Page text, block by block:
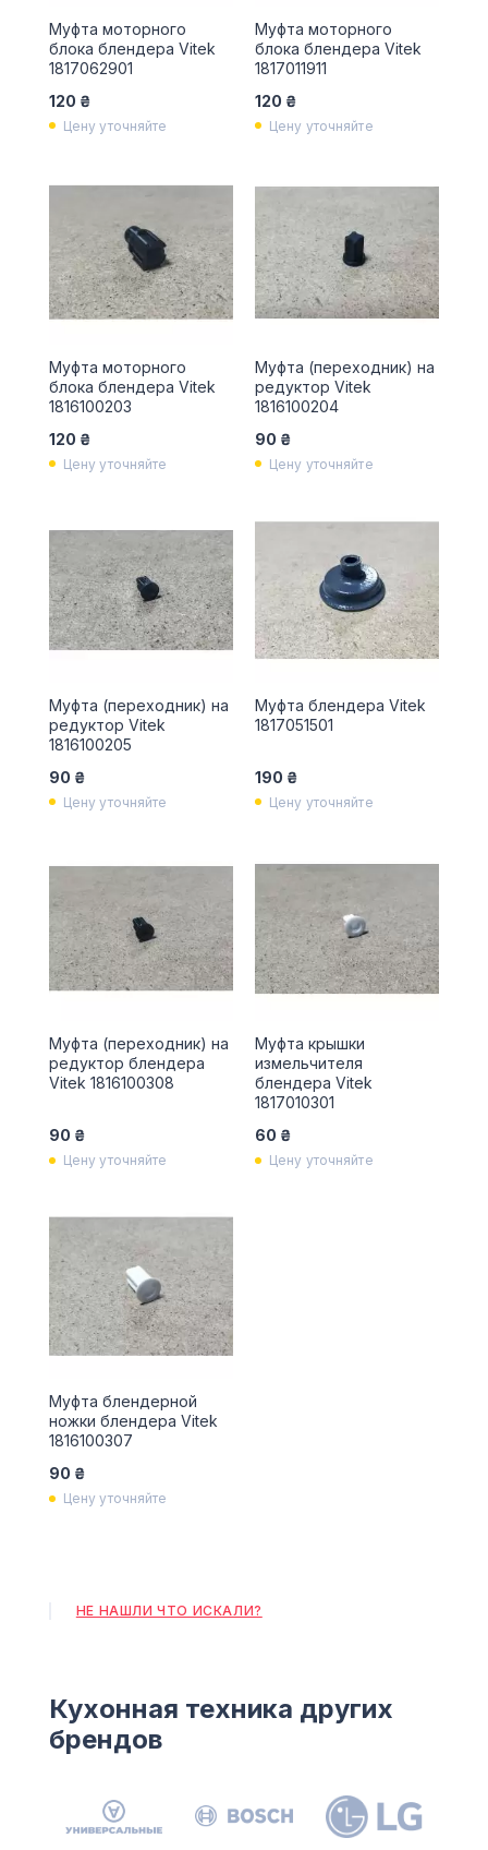
Муфта моторного
блока блендера Vitek
1817062901
120 ₴
Цену уточняйте
Муфта моторного
блока блендера Vitek
1817011911
120 ₴
Цену уточняйте
Муфта моторного
блока блендера Vitek
1816100203
120 ₴
Цену уточняйте
Муфта (переходник) на
редуктор Vitek
1816100204
90 ₴
Цену уточняйте
Муфта (переходник) на
редуктор Vitek
1816100205
90 ₴
Цену уточняйте
Муфта блендера Vitek
1817051501
190 ₴
Цену уточняйте
Муфта (переходник) на
редуктор блендера
Vitek 1816100308
90 ₴
Цену уточняйте
Муфта крышки
измельчителя
блендера Vitek
1817010301
60 ₴
Цену уточняйте
Муфта блендерной
ножки блендера Vitek
1816100307
90 ₴
Цену уточняйте
НЕ НАШЛИ ЧТО ИСКАЛИ?
Кухонная техника других
брендов